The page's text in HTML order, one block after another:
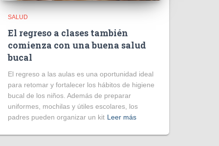
SALUD
El regreso a clases también
comienza con una buena salud
bucal
El regreso a las aulas es una oportunidad ideal
para retomar y fortalecer los hábitos de higiene
bucal de los niños. Además de preparar
uniformes, mochilas y útiles escolares, los
padres pueden organizar un kit Leer más